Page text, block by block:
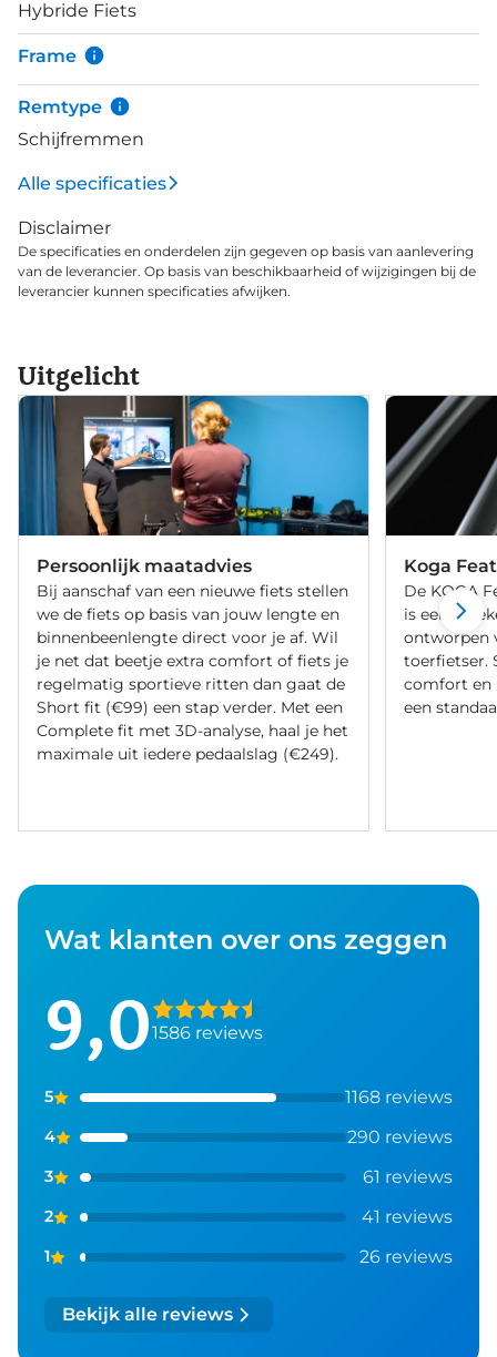
een standaard verende voorvork. De 5.0 is de luxe
F3 van de serie die is uitgerust met Shimano XT
componenten en 30 versnellingen. Het 5.0 model
maakt gebruik van hoogwaardige
kwaliteitsonderdelen wat zijn luxe uitstraling
benadrukt.
Hybride Fiets
Frame
Remtype
Schijfremmen
Alle specificaties
Disclaimer
De specificaties en onderdelen zijn gegeven op basis van aanlevering
van de leverancier. Op basis van beschikbaarheid of wijzigingen bij de
leverancier kunnen specificaties afwijken.
Uitgelicht
Persoonlijk maatadvies
Bij aanschaf van een nieuwe fiets stellen
we de fiets op basis van jouw lengte en
binnenbeenlengte direct voor je af. Wil
je net dat beetje extra comfort of fiets je
regelmatig sportieve ritten dan gaat de
Short fit (€99) een stap verder. Met een
Complete fit met 3D-analyse, haal je het
maximale uit iedere pedaalslag (€249).
Koga
De KOGA
is een
ontworpen
toerfietser.
comfort en
een
Wat klanten over ons zeggen
9,01586 reviews
5 1168 reviews
4 290 reviews
3 61 reviews
2 41 reviews
1 26 reviews
Bekijk alle reviews